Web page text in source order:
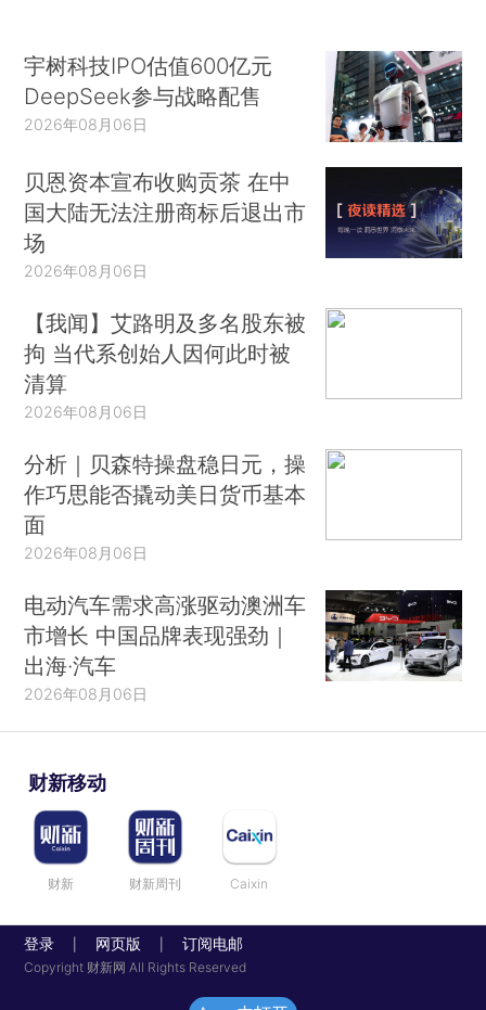
宇树科技IPO估值600亿元
DeepSeek参与战略配售
2026年08月06日
贝恩资本宣布收购贡茶 在中
国大陆无法注册商标后退出市
场
2026年08月06日
【我闻】艾路明及多名股东被
拘 当代系创始人因何此时被
清算
2026年08月06日
分析｜贝森特操盘稳日元，操
作巧思能否撬动美日货币基本
面
2026年08月06日
电动汽车需求高涨驱动澳洲车
市增长 中国品牌表现强劲｜
出海·汽车
2026年08月06日
财新移动
财新 财新周刊 Caixin
登录 网页版 订阅电邮
Copyright 财新网 All Rights Reserved